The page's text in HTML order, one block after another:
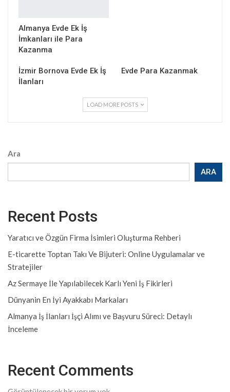
Almanya Evde Ek İş
İmkanları ile Para
Kazanma
İzmir Bornova Evde Ek İş
İlanları
Evde Para Kazanmak
LOAD MORE POSTS
Ara
ARA
Recent Posts
Yaratıcı ve Özgün Firma İsimleri Oluşturma Rehberi
E-ticarette Toptan Takı Ve Bijuteri: Online Uygulamalar ve
Stratejiler
Az Sermaye İle Yapılabilecek Karlı Yeni İş Fikirleri
Dünyanin En İyi Ayakkabı Markaları
Almanya İş İlanları İşçi Alımı ve Başvuru Süreci: Detaylı
İnceleme
Recent Comments